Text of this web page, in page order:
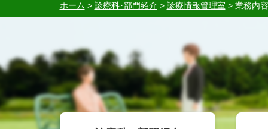
ホーム > 診療科･部門紹介> 診療情報管理室 > 業務内容